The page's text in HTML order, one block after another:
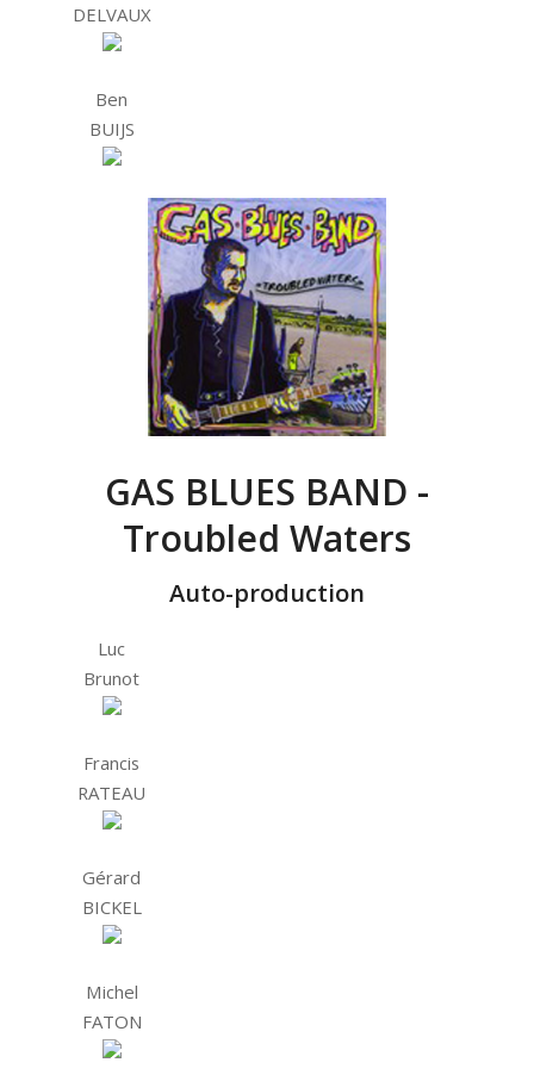
DELVAUX
Ben
BUIJS
GAS BLUES BAND -
Troubled Waters
Auto-production
Luc
Brunot
Francis
RATEAU
Gérard
BICKEL
Michel
FATON